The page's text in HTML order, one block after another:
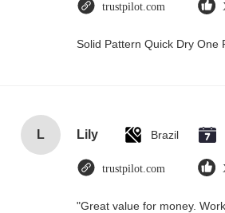
trustpilot.com
Solid Pattern Quick Dry One
L Lily Brazil
trustpilot.com
"Great value for money.